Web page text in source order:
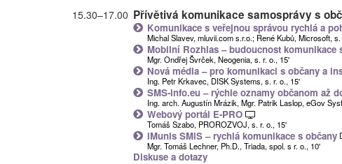
15.30–17.00 Přívětivá komunikace samosprávy s
Komunikace s veřejnou správou rychlá a
Michal Slavev, mluvii.com s.r.o.; René Kubů, Microsoft,
Mobilní Rozhlas – budoucnost komunikace
Mgr. Ondřej Švrček, Neogenia, s. r. o., 15'
Nová média – pro komunikaci s občany a
Ing. Petr Krkavec, DISK Systems, s. r. o., 15'
SMS-info.eu – rýchle oznamy občanom až
Ing. arch. Augustín Mrázik, Mgr. Patrik Laslop, eGov
Webový portál E-PRO
Tomáš Szabo, PROROZVOJ, s. r. o., 15'
iMunis SMiS – rychlá komunikace s občany
Mgr. Tomáš Lechner, Ph.D., Triada, spol. s r. o., 10'
Diskuse a dotazy